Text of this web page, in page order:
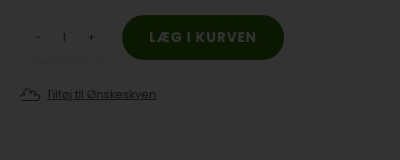
- +
Tilføj til Ønskeskyen